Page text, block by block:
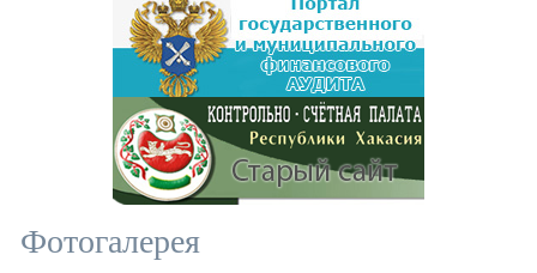
Фотогалерея